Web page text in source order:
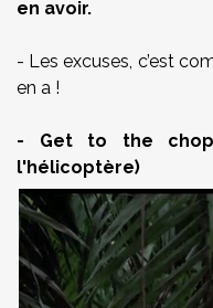
en avoir.
- Les excuses, c’est
en a !
- Get to the
l'hélicoptère)